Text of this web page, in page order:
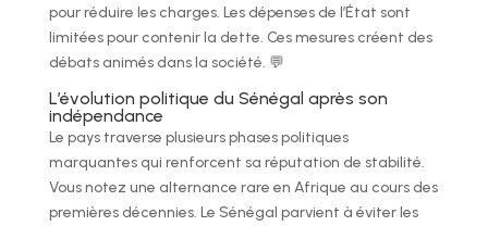
pour réduire les charges. Les dépenses de l’État sont
limitées pour contenir la dette. Ces mesures créent des
débats animés dans la société. 💬
L’évolution politique du Sénégal après son
indépendance
Le pays traverse plusieurs phases politiques
marquantes qui renforcent sa réputation de stabilité.
Vous notez une alternance rare en Afrique au cours des
premières décennies. Le Sénégal parvient à éviter les